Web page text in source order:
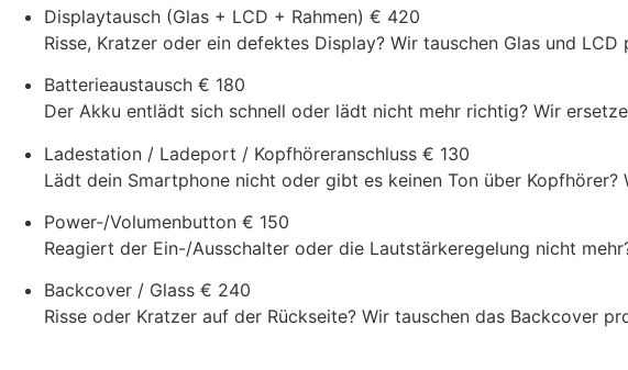
Displaytausch (Glas + LCD + Rahmen) € 420
Risse, Kratzer oder ein defektes Display? Wir tauschen Glas und
Batterieaustausch € 180
Der Akku entlädt sich schnell oder lädt nicht mehr richtig? Wir
Ladestation / Ladeport / Kopfhöreranschluss € 130
Lädt dein Smartphone nicht oder gibt es keinen Ton über
Power-/Volumenbutton € 150
Reagiert der Ein-/Ausschalter oder die Lautstärkeregelung nicht
Backcover / Glass € 240
Risse oder Kratzer auf der Rückseite? Wir tauschen das Backcover